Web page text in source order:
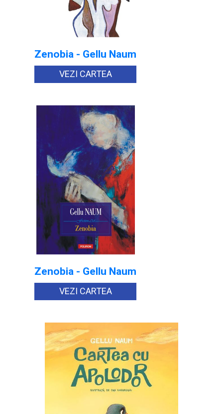
Zenobia - Gellu Naum
VEZI CARTEA
Zenobia - Gellu Naum
VEZI CARTEA